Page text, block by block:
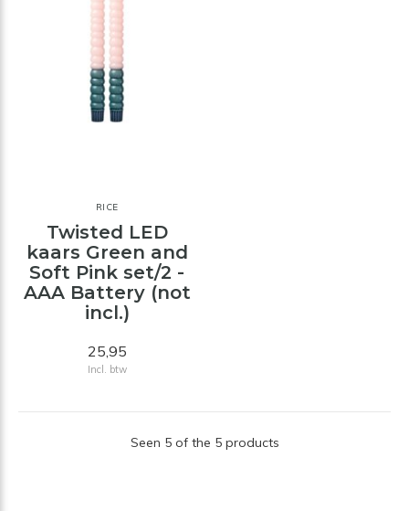
RICE
Twisted LED
kaars Green and
Soft Pink set/2 -
AAA Battery (not
incl.)
25,95
Incl. btw
Seen 5 of the 5 products